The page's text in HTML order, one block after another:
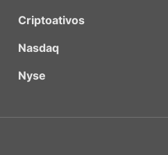
Criptoativos
Nasdaq
Nyse